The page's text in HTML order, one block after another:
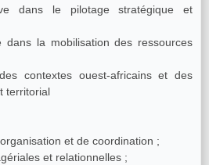
dans le pilotage stratégique et
dans la mobilisation des ressources
contextes ouest-africains et des
territorial
et de coordination ;
et relationnelles ;